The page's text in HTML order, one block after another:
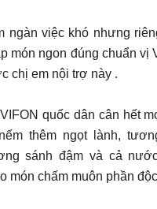
ngàn việc khó nhưng
món ngon đúng chuẩn vị
chị em nội trợ này .
quốc dân cân hết
thêm ngọt lành,
sánh đậm và cả
món chấm muôn phần